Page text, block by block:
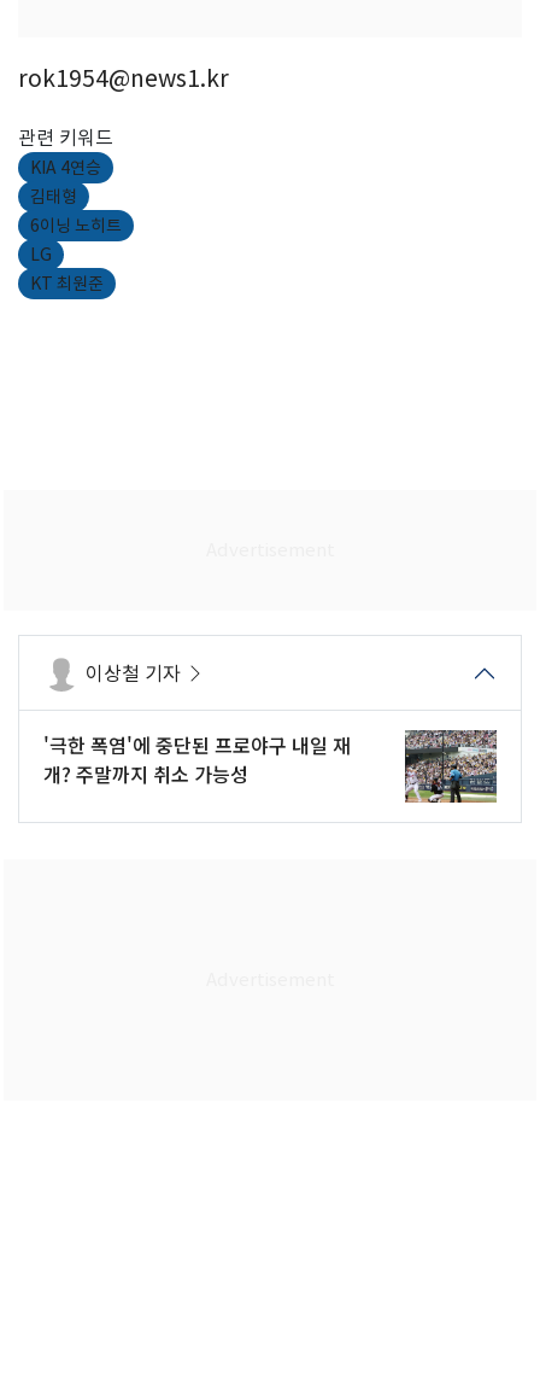
rok1954@news1.kr
관련 키워드
KIA 4연승
김태형
6이닝 노히트
LG
KT 최원준
이상철 기자
'극한 폭염'에 중단된 프로야구 내일 재
개? 주말까지 취소 가능성